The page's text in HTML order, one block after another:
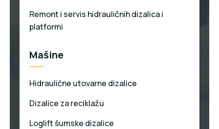
Remont i servis hidrauličnih dizalica i
platformi
Mašine
Hidraulične utovarne dizalice
Dizalice za reciklažu
Loglift šumske dizalice